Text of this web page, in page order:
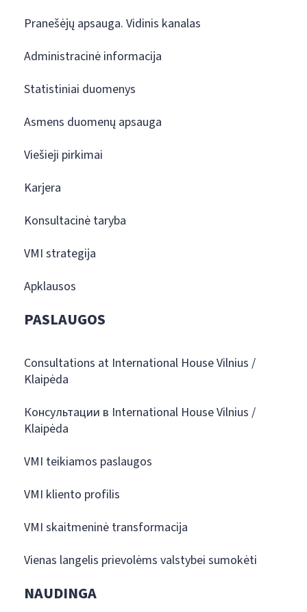
Pranešėjų apsauga. Vidinis kanalas
Administracinė informacija
Statistiniai duomenys
Asmens duomenų apsauga
Viešieji pirkimai
Karjera
Konsultacinė taryba
VMI strategija
Apklausos
PASLAUGOS
Consultations at International House Vilnius /
Klaipėda
Консультации в International House Vilnius /
Klaipėda
VMI teikiamos paslaugos
VMI kliento profilis
VMI skaitmeninė transformacija
Vienas langelis prievolėms valstybei sumokėti
NAUDINGA